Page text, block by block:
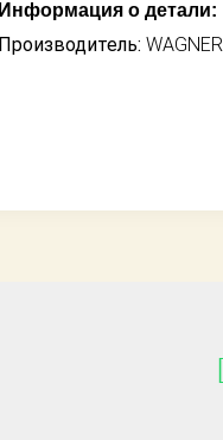
Информация о детали:
Производитель: WAGNER